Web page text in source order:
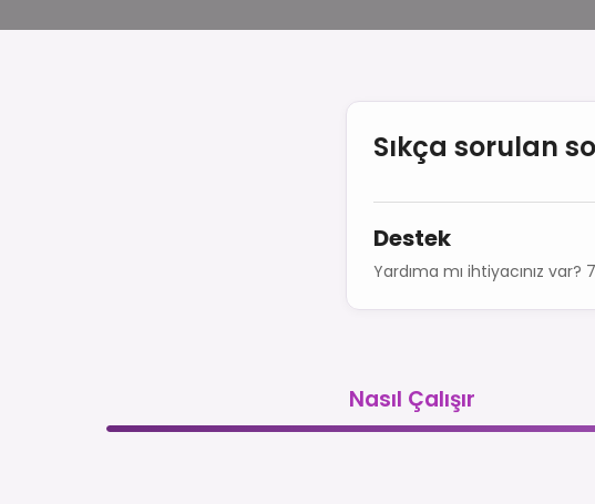
Sıkça sorulan
Destek
Yardıma mı ihtiyacınız
Nasıl Çalışır